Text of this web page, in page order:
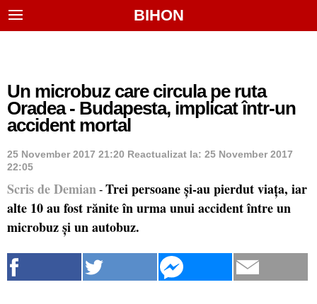
BIHON
Un microbuz care circula pe ruta
Oradea - Budapesta, implicat într-un
accident mortal
25 November 2017 21:20 Reactualizat la: 25 November 2017
22:05
Scris de Demian - Trei persoane și-au pierdut viața, iar
alte 10 au fost rănite în urma unui accident între un
microbuz și un autobuz.